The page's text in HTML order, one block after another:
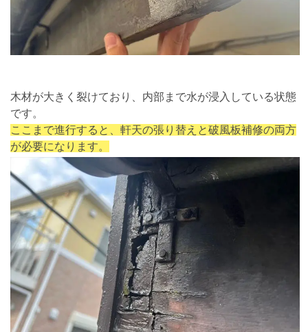
木材が大きく裂けており、内部まで水が浸入している状態
です。
ここまで進行すると、軒天の張り替えと破風板補修の両方
が必要になります。